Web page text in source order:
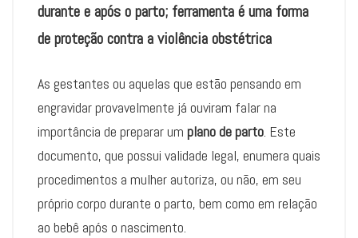
durante e após o parto; ferramenta é uma forma
de proteção contra a violência obstétrica
As gestantes ou aquelas que estão pensando em
engravidar provavelmente já ouviram falar na
importância de preparar um plano de parto. Este
documento, que possui validade legal, enumera quais
procedimentos a mulher autoriza, ou não, em seu
próprio corpo durante o parto, bem como em relação
ao bebê após o nascimento.